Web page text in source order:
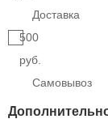
Доставка
500
руб.
Самовывоз